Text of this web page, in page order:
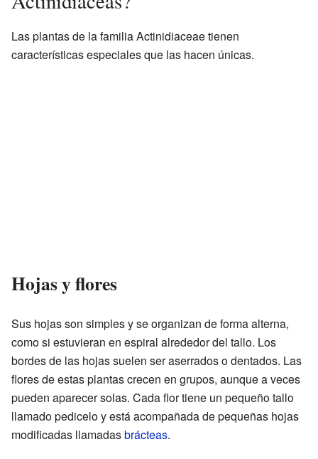
Las plantas de la familia Actinidiaceae tienen
características especiales que las hacen únicas.
Hojas y flores
Sus hojas son simples y se organizan de forma alterna,
como si estuvieran en espiral alrededor del tallo. Los
bordes de las hojas suelen ser aserrados o dentados. Las
flores de estas plantas crecen en grupos, aunque a veces
pueden aparecer solas. Cada flor tiene un pequeño tallo
llamado pedicelo y está acompañada de pequeñas hojas
modificadas llamadasbrácteas.